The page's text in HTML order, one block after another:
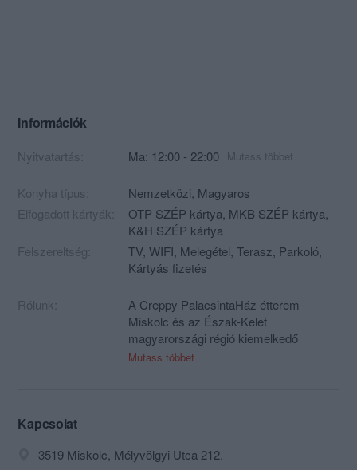
Információk
Nyitvatartás: Ma: 12:00 - 22:00 Mutass többet
Konyha típus: Nemzetközi, Magyaros
Elfogadott kártyák:
OTP SZÉP kártya, MKB SZÉP kártya,
K&H SZÉP kártya
Felszereltség:
TV, WIFI, Melegétel, Terasz, Parkoló,
Kártyás fizetés
Rólunk:
A Creppy PalacsintaHáz étterem
Miskolc és az Észak-Kelet
magyarországi régió kiemelkedő
népszerűséggel büszkélkedő
irányelveket. Az év minden napján
Mutass többet
Kapcsolat
3519 Miskolc, Mélyvölgyi Utca 212.